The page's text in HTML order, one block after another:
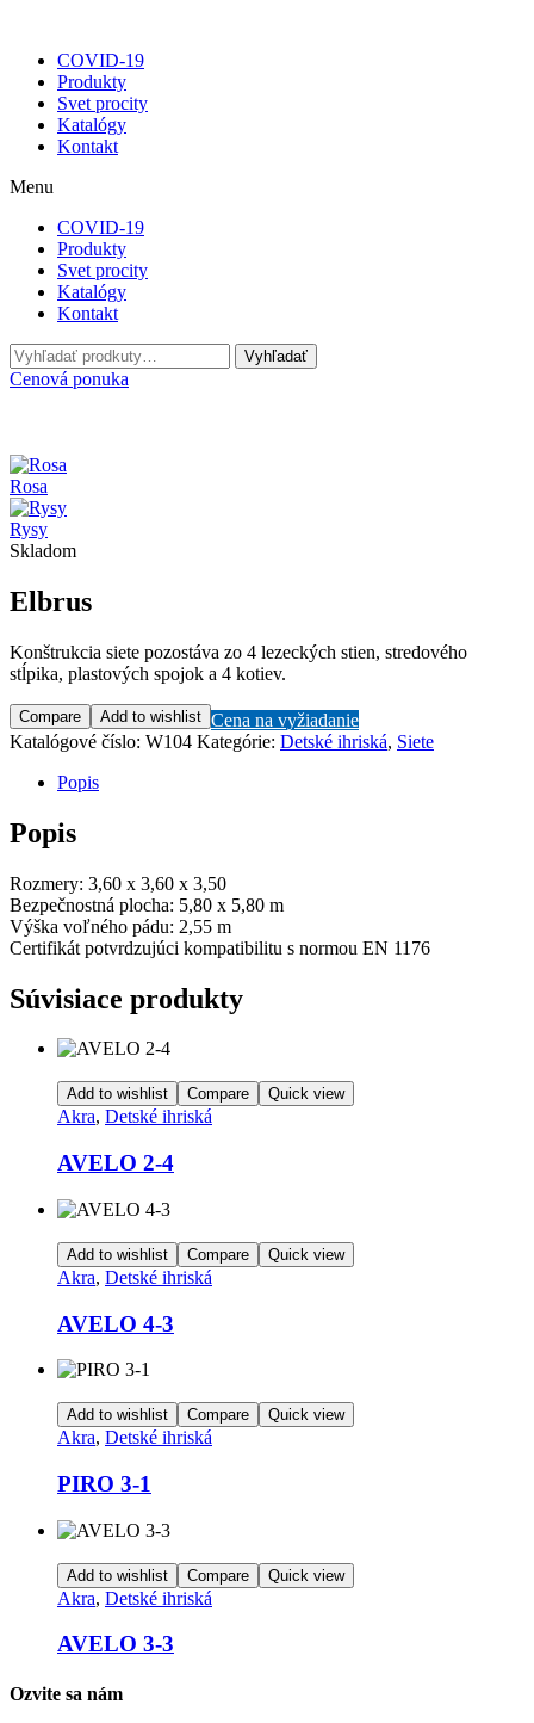
COVID-19
Produkty
Svet procity
Katalógy
Kontakt
Menu
COVID-19
Produkty
Svet procity
Katalógy
Kontakt
Hľadať:
Vyhľadať
Cenová ponuka
Rosa
Rysy
Skladom
Elbrus
Konštrukcia siete pozostáva zo 4 lezeckých stien, stredového
stĺpika, plastových spojok a 4 kotiev.
Compare Add to wishlist Cena na vyžiadanie
Katalógové číslo: W104 Kategórie: Detské ihriská, Siete
Popis
Popis
Rozmery: 3,60 x 3,60 x 3,50
Bezpečnostná plocha: 5,80 x 5,80 m
Výška voľného pádu: 2,55 m
Certifikát potvrdzujúci kompatibilitu s normou EN 1176
Súvisiace produkty
Add to wishlist Compare Quick view
Akra, Detské ihriská
AVELO 2-4
Add to wishlist Compare Quick view
Akra, Detské ihriská
AVELO 4-3
Add to wishlist Compare Quick view
Akra, Detské ihriská
PIRO 3-1
Add to wishlist Compare Quick view
Akra, Detské ihriská
AVELO 3-3
Ozvite sa nám